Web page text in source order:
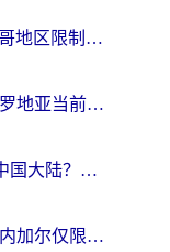
在国外看世界杯法国VS摩洛哥地区限制？这篇指南让你流畅看中文解说无压力
在国外看世界杯英格兰 vs 克罗地亚当前地区不可播放？这篇指南帮你搞定所有海外观赛难题
在海外看央视频世界杯仅限中国大陆？这篇指南帮你解锁中文解说+无卡顿直播
在海外看世界杯比利时 vs 塞内加尔仅限中国大陆？我找到了最流畅的中文解说之路